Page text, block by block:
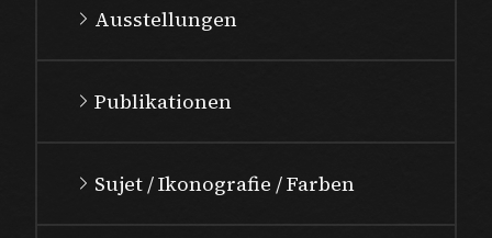
Ausstellungen
Publikationen
Sujet / Ikonografie / Farben